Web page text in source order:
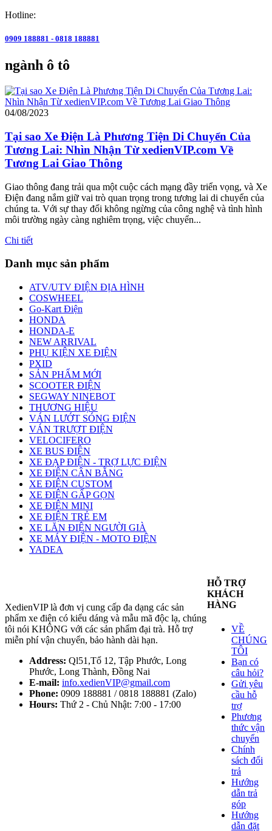
Hotline:
0909 188881 - 0818 188881
ngành ô tô
04/08/2023
Tại sao Xe Điện Là Phương Tiện Di Chuyển Của
Tương Lai: Nhìn Nhận Từ xedienVIP.com Về
Tương Lai Giao Thông
Giao thông đang trải qua một cuộc cách mạng đầy triển vọng, và Xe
Điện đang nắm giữ vai trò quan trọng trong tương lai di chuyển của
chúng ta. Với sự thay đổi không ngừng của công nghệ và tình hình
môi trường ngày càng nghiêm trọng, việc chuyển...
Chi tiết
Danh mục sản phẩm
ATV/UTV ĐIỆN ĐỊA HÌNH
COSWHEEL
Go-Kart Điện
HONDA
HONDA-E
NEW ARRIVAL
PHỤ KIỆN XE ĐIỆN
PXID
SẢN PHẨM MỚI
SCOOTER ĐIỆN
SEGWAY NINEBOT
THƯƠNG HIỆU
VÁN LƯỚT SÓNG ĐIỆN
VÁN TRƯỢT ĐIỆN
VELOCIFERO
XE BUS ĐIỆN
XE ĐẠP ĐIỆN - TRỢ LỰC ĐIỆN
XE ĐIỆN CÂN BẰNG
XE ĐIỆN CUSTOM
XE ĐIỆN GẤP GỌN
XE ĐIỆN MINI
XE ĐIỆN TRẺ EM
XE LĂN ĐIỆN NGƯỜI GIÀ
XE MÁY ĐIỆN - MOTO ĐIỆN
YADEA
XedienVIP là đơn vị cung cấp đa dạng các sản
phẩm xe điện có kiểu dáng và mẫu mã độc lạ, chúng
tôi nói KHÔNG với các sản phẩm đại trà. Hỗ trợ
miễn phí vận chuyển, bảo hành dài hạn.
Address: Ql51,Tổ 12, Tập Phước, Long
Phước, Long Thành, Đồng Nai
E-mail: info.xedienVIP@gmail.com
Phone: 0909 188881 / 0818 188881 (Zalo)
Hours: Thứ 2 - Chủ Nhật: 7:00 - 17:00
HỖ TRỢ
KHÁCH
HÀNG
VỀ
CHÚNG
TÔI
Bạn có
câu hỏi?
Gửi yêu
cầu hỗ
trợ
Phương
thức vận
chuyển
Chính
sách đổi
trả
Hướng
dẫn trả
góp
Hướng
dẫn đặt